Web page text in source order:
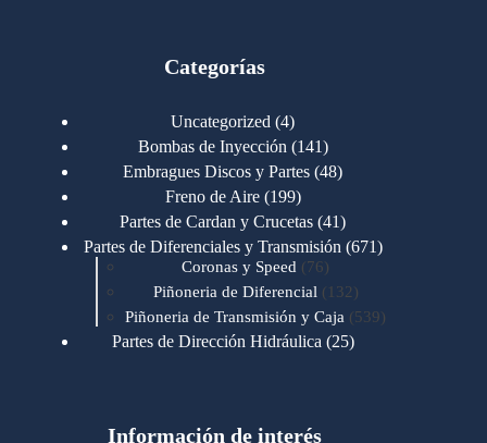
Categorías
Uncategorized 44
productos
Bombas de Inyección 141141
productos
Embragues Discos y Partes 4848
Freno de Aire 199199
productos
Partes de Cardan y Crucetas 4141
productos
Partes de Diferenciales y Transmisión 671671
Coronas y Speed 7676
productos
Piñoneria de Diferencial 132 132
productos
Piñoneria de Transmisión y Caja 539539
Partes de Dirección Hidráulica 2525
Motores Cummins 723
Información de interés